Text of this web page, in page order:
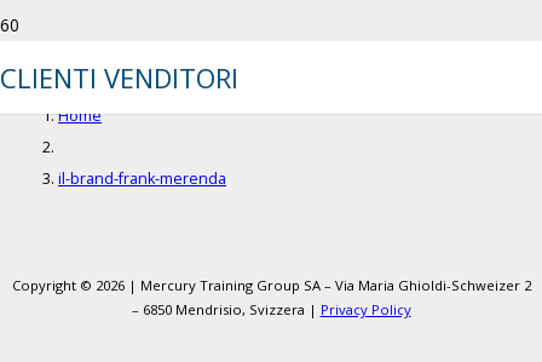
CLIENTI VENDITORI
il-brand-frank-merenda
Home
il-brand-frank-merenda
Copyright © 2026 | Mercury Training Group SA – Via Maria Ghioldi-Schweizer 2
– 6850 Mendrisio, Svizzera | Privacy Policy